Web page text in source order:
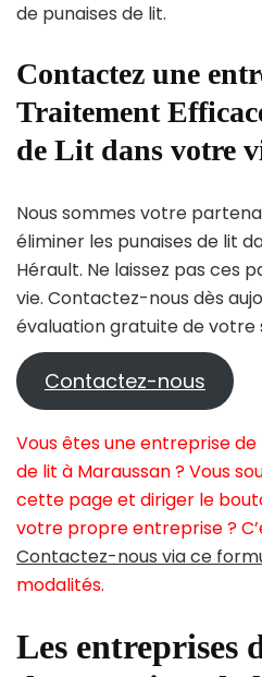
de punaises de lit.
Contactez une
Traitement
de Lit dans votre
Nous sommes votre
éliminer les punaises de lit
Hérault. Ne laissez pas ces
vie. Contactez-nous dès
évaluation gratuite de votre
Contactez-nous
Vous êtes une entreprise
de lit à Maraussan ? Vous
cette page et diriger le
votre propre entreprise ?
Contactez-nous via ce
modalités.
Les entreprises